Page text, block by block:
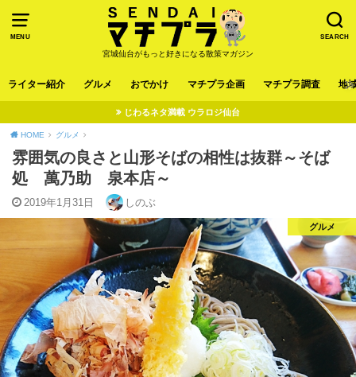
MENU SEARCH
宮城仙台がもっと好きになる散策マガジン
ライター紹介 グルメ おでかけ マチプラ企画 マチプラ調査 地
じわるネタ満載 ウラロジ仙台
HOME グルメ
雰囲気の良さと山形そばの相性は抜群～そば
処 萬乃助 泉本店～
2019年1月31日 しのぶ
グルメ